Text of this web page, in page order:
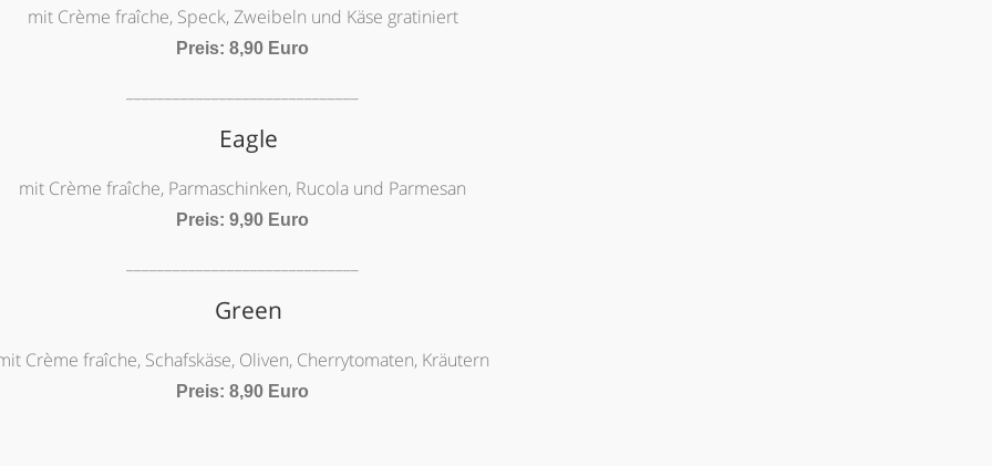
mit Crème fraîche, Speck, Zweibeln und Käse gratiniert
Preis: 8,90 Euro
Eagle
mit Crème fraîche, Parmaschinken, Rucola und Parmesan
Preis: 9,90 Euro
Green
Crème fraîche, Schafskäse, Oliven, Cherrytomaten, Kräutern
Preis: 8,90 Euro